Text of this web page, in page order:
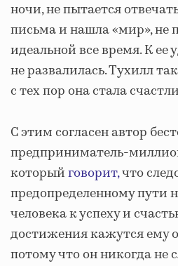
ночи, не пытается
письма и нашла «мир», не
идеальной все время. К ее
не развалилась. Тухилл
с тех пор она стала
С этим согласен автор
предприниматель-
которыйговорит,что
предопределенному пути
человека к успеху и
достижения кажутся ему
потому что он никогда не